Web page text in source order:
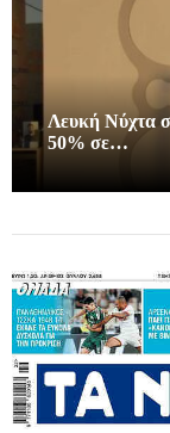
Λευκή Νύχτα
50% σε…